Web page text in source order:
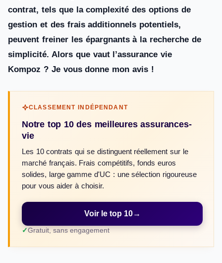
contrat, tels que la complexité des options de
gestion et des frais additionnels potentiels,
peuvent freiner les épargnants à la recherche de
simplicité. Alors que vaut l’assurance vie
Kompoz ? Je vous donne mon avis !
CLASSEMENT INDÉPENDANT
Notre top 10 des meilleures assurances-
vie
Les 10 contrats qui se distinguent réellement sur le
marché français. Frais compétitifs, fonds euros
solides, large gamme d'UC : une sélection rigoureuse
pour vous aider à choisir.
Voir le top 10→
Gratuit, sans engagement